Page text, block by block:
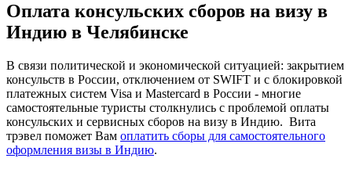
Оплата консульских сборов на визу в
Индию в Челябинске
В связи политической и экономической ситуацией: закрытием
консульств в России, отключением от SWIFT и с блокировкой
платежных систем Visa и Mastercard в России - многие
самостоятельные туристы столкнулись с проблемой оплаты
консульских и сервисных сборов на визу в Индию. Вита
трэвел поможет Вам оплатить сборы для самостоятельного
оформления визы в Индию.